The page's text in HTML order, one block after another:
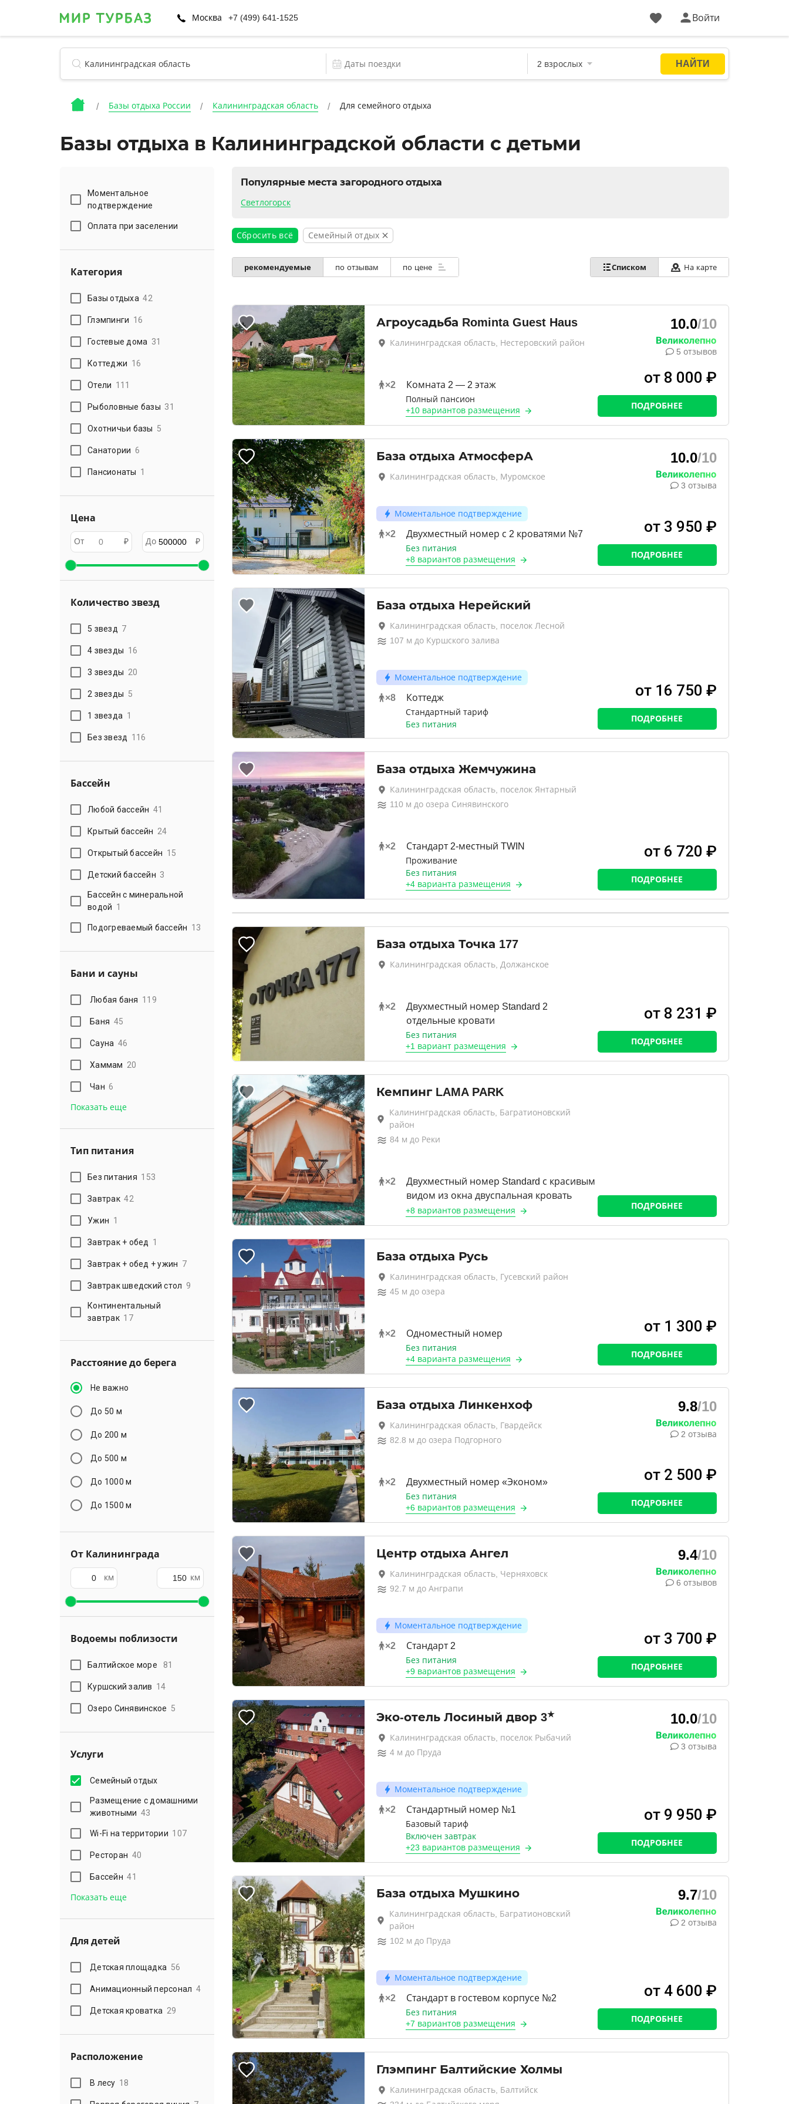
Москва +7 (499) 641-1525 Войти
Базы отдыха России Калининградская область Для семейного отдыха
Базы отдыха в Калининградской области с детьми
Моментальное
подтверждение
Оплата при заселении
Категория
Базы отдыха 42
Глэмпинги 16
Гостевые дома 31
Коттеджи 16
Отели 111
Рыболовные базы 31
Охотничьи базы 5
Санатории 6
Пансионаты 1
Цена
От ₽ До ₽
Количество звезд
5 звезд 7
4 звезды 16
3 звезды 20
2 звезды 5
1 звезда 1
Без звезд 116
Бассейн
Любой бассейн 41
Крытый бассейн 24
Открытый бассейн 15
Детский бассейн 3
Бассейн с минеральной
водой 1
Подогреваемый бассейн 13
Бани и сауны
Любая баня 119
Баня 45
Сауна 46
Хаммам 20
Чан 6
Показать еще
Тип питания
Без питания 153
Завтрак 42
Ужин 1
Завтрак + обед 1
Завтрак + обед + ужин 7
Завтрак шведский стол 9
Континентальный
завтрак 17
Расстояние до берега
Не важно
До 50 м
До 200 м
До 500 м
До 1000 м
До 1500 м
От Калининграда
км км
Водоемы поблизости
Балтийское море 81
Куршский залив 14
Озеро Синявинское 5
Услуги
Семейный отдых
Размещение с домашними
животными 43
Wi-Fi на территории 107
Ресторан 40
Бассейн 41
Показать еще
Для детей
Детская площадка 56
Анимационный персонал 4
Детская кроватка 29
Расположение
В лесу 18
Популярные места загородного отдыха
Светлогорск
Сбросить всё Семейный отдых
рекомендуемые по отзывам по цене Списком На карте
Агроусадьба Rominta Guest Haus
Калининградская область, Нестеровский район
×2 Комната 2 — 2 этаж
Полный пансион
+10 вариантовразмещения
10.0/10
5 отзывов
от 8 000 ₽
ПОДРОБНЕЕ
База отдыха АтмосферА
Калининградская область, Муромское
Моментальное подтверждение
×2 Двухместный номер с 2 кроватями №7
Без питания
+8 вариантовразмещения
10.0/10
3 отзыва
от 3 950 ₽
ПОДРОБНЕЕ
База отдыха Нерейский
Калининградская область, поселок Лесной
107 м до Куршского залива
Моментальное подтверждение
×8 Коттедж
Стандартный тариф
Без питания
от 16 750 ₽
ПОДРОБНЕЕ
База отдыха Жемчужина
Калининградская область, поселок Янтарный
110 м до озера Синявинского
×2 Стандарт 2-местный TWIN
Проживание
Без питания
+4 варианта размещения
от 6 720 ₽
ПОДРОБНЕЕ
База отдыха Точка 177
Калининградская область, Должанское
×2
Двухместный номер Standard 2
отдельные кровати
Без питания
+1 вариантразмещения
от 8 231 ₽
ПОДРОБНЕЕ
Кемпинг LAMA PARK
Калининградская область, Багратионовский
район
84м до Реки
×2
Двухместный номер Standard с красивым
видом из окна двуспальная кровать
+8 вариантовразмещения ПОДРОБНЕЕ
База отдыха Русь
Калининградская область, Гусевский район
45 м до озера
×2 Одноместный номер
Без питания
+4 варианта размещения
от 1 300 ₽
ПОДРОБНЕЕ
База отдыха Линкенхоф
Калининградская область, Гвардейск
82.8 м до озера Подгорного
×2 Двухместный номер «Эконом»
Без питания
+6 вариантовразмещения
9.8/10
2 отзыва
от 2 500 ₽
ПОДРОБНЕЕ
Центр отдыха Ангел
Калининградская область, Черняховск
92.7 м до Анграпи
Моментальное подтверждение
×2 Стандарт 2
Без питания
+9 вариантовразмещения
9.4/10
6 отзывов
от 3 700 ₽
ПОДРОБНЕЕ
Эко-отель Лосиный двор 3★
Калининградская область, поселок Рыбачий
4м до Пруда
Моментальное подтверждение
×2 Стандартный номер №1
Базовый тариф
Включен завтрак
+23 вариантовразмещения
10.0/10
3 отзыва
от 9 950 ₽
ПОДРОБНЕЕ
База отдыха Мушкино
Калининградская область, Багратионовский
район
102 м до Пруда
Моментальное подтверждение
×2 Стандарт в гостевом корпусе №2
Без питания
+7 вариантовразмещения
9.7/10
2 отзыва
от 4 600 ₽
ПОДРОБНЕЕ
Глэмпинг Балтийские Холмы
Калининградская область, Балтийск